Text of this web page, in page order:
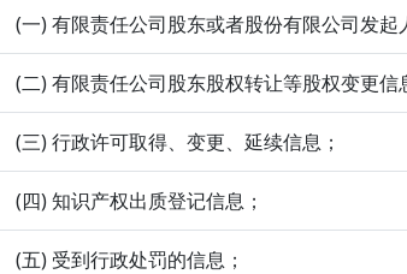
(一) 有限责任公司股东或者股份有限公司发
(二) 有限责任公司股东股权转让等股权变更信
(三) 行政许可取得、变更、延续信息；
(四) 知识产权出质登记信息；
(五) 受到行政处罚的信息；